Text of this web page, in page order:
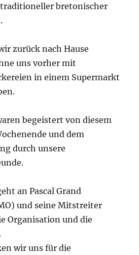
traditioneller bretonischer
zurück nach Hause
uns vorher mit
in einem Supermarkt
begeistert von diesem
und dem
durch unsere
an Pascal Grand
und seine Mitstreiter
Organisation und die
wir uns für die